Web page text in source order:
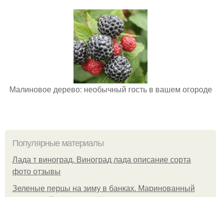
Малиновое дерево: необычный гость в вашем огороде
Популярные материалы
Лада т виноград. Виноград лада описание сорта
фото отзывы
Зеленые перцы на зиму в банках. Маринованный